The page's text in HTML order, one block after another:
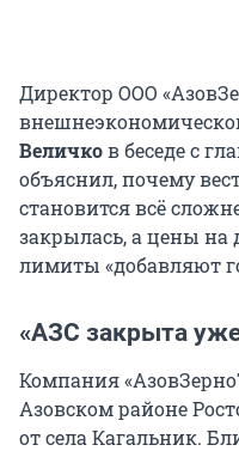
Директор ООО
Величков беседе с
объяснил, почему
становится всё
закрылась, а цены на
лимиты «добавляют
«АЗС закрыта
Компания
Азовском районе
от села Кагальник.